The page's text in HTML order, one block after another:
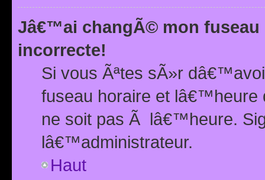
Jâ€™ai changÃ© mon
incorrecte!
Si vous Ãªtes sÃ»r
fuseau horaire et
ne soit pas Ã lâ€™heure.
lâ€™administrateur.
Haut